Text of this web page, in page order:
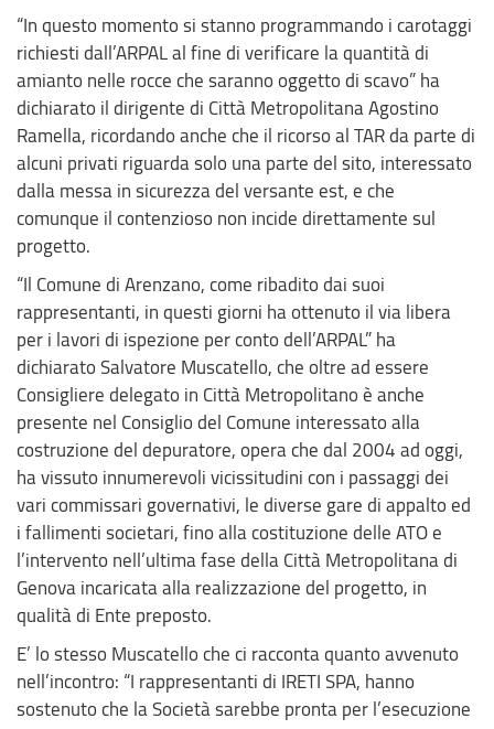
“In questo momento si stanno programmando i carotaggi
richiesti dall’ARPAL al fine di verificare la quantità di
amianto nelle rocce che saranno oggetto di scavo” ha
dichiarato il dirigente di Città Metropolitana Agostino
Ramella, ricordando anche che il ricorso al TAR da parte di
alcuni privati riguarda solo una parte del sito, interessato
dalla messa in sicurezza del versante est, e che
comunque il contenzioso non incide direttamente sul
progetto.
“Il Comune di Arenzano, come ribadito dai suoi
rappresentanti, in questi giorni ha ottenuto il via libera
per i lavori di ispezione per conto dell’ARPAL” ha
dichiarato Salvatore Muscatello, che oltre ad essere
Consigliere delegato in Città Metropolitano è anche
presente nel Consiglio del Comune interessato alla
costruzione del depuratore, opera che dal 2004 ad oggi,
ha vissuto innumerevoli vicissitudini con i passaggi dei
vari commissari governativi, le diverse gare di appalto ed
i fallimenti societari, fino alla costituzione delle ATO e
l’intervento nell’ultima fase della Città Metropolitana di
Genova incaricata alla realizzazione del progetto, in
qualità di Ente preposto.
E’ lo stesso Muscatello che ci racconta quanto avvenuto
nell’incontro: “I rappresentanti di IRETI SPA, hanno
sostenuto che la Società sarebbe pronta per l’esecuzione